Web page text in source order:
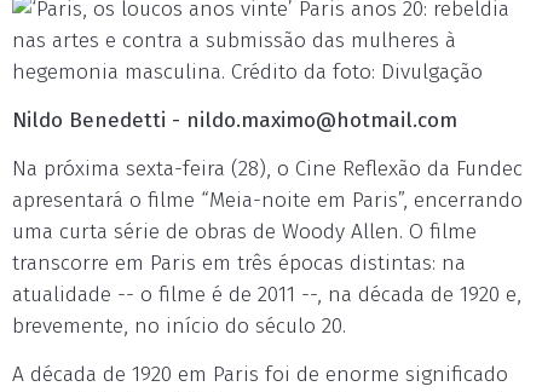
Paris anos 20: rebeldia
nas artes e contra a submissão das mulheres à
hegemonia masculina. Crédito da foto: Divulgação
Nildo Benedetti - nildo.maximo@hotmail.com
Na próxima sexta-feira (28), o Cine Reflexão da Fundec
apresentará o filme “Meia-noite em Paris”, encerrando
uma curta série de obras de Woody Allen. O filme
transcorre em Paris em três épocas distintas: na
atualidade -- o filme é de 2011 --, na década de 1920 e,
brevemente, no início do século 20.
A década de 1920 em Paris foi de enorme significado